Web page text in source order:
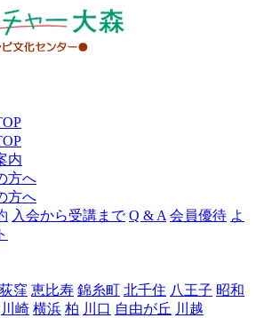
ャ
森
内
方へ
方へ
入会から受講まで Q & A 会員優待 よ
荻窪 恵比寿 錦糸町 北千住 八王子 昭和
川崎 横浜 柏 川口 自由が丘 川越